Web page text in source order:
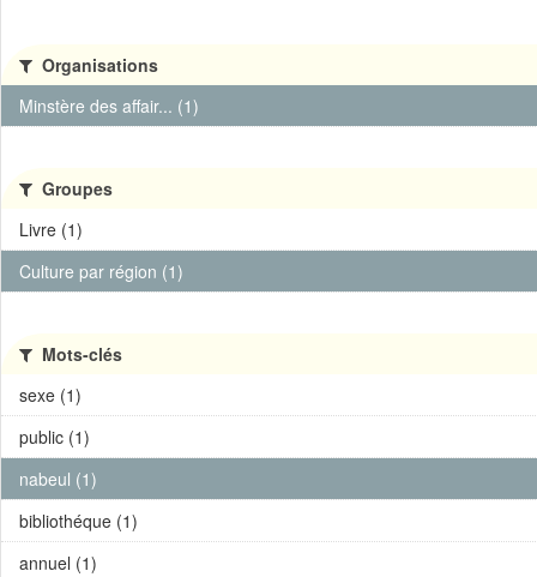
Organisations
Minstère des affair... (1)
Groupes
Livre (1)
Culture par région (1)
Mots-clés
sexe (1)
public (1)
nabeul (1)
bibliothéque (1)
annuel (1)